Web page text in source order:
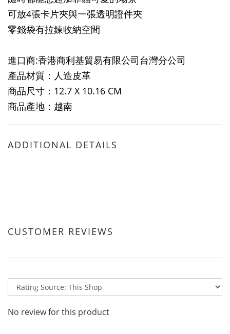
可放4張卡片夾與一張透明證件夾
零錢袋有拉鍊收納空間
進口商:香港商利基貿易有限公司台灣分公司
產品材質：人造皮革
商品尺寸：12.7 X 10.16 CM
商品產地：越南
ADDITIONAL DETAILS
CUSTOMER REVIEWS
No review for this product